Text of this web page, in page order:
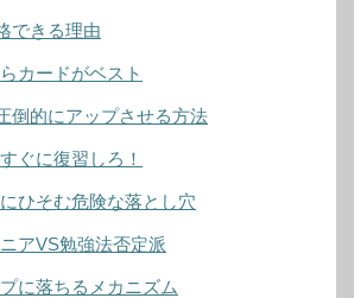
できる理由
カードがベスト
倒的にアップさせる方法
ぐに復習しろ！
ひそむ危険な落とし穴
アVS勉強法否定派
に落ちるメカニズム